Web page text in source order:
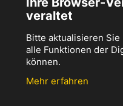
veraltet
Bitte aktualisieren
alle Funktionen der
können.
Mehr erfahren